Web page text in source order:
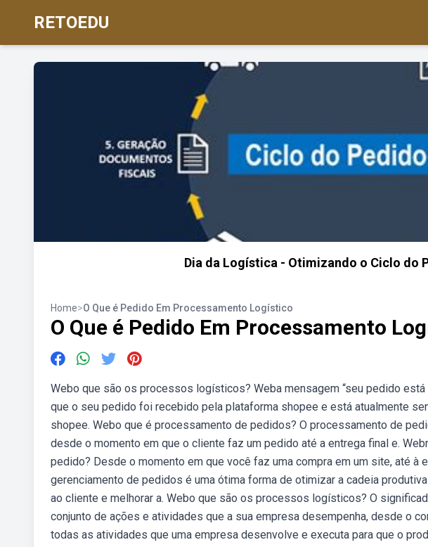
RETOEDU
Dia da Logística - Otimizando o Ciclo do
Home>O Que é Pedido Em Processamento Logístico
O Que é Pedido Em Processamento
Webo que são os processos logísticos? Weba mensagem “seu pedido
que o seu pedido foi recebido pela plataforma shopee e está atualmente
shopee. Webo que é processamento de pedidos? O processamento de
desde o momento em que o cliente faz um pedido até a entrega final e.
pedido? Desde o momento em que você faz uma compra em um site, até à
gerenciamento de pedidos é uma ótima forma de otimizar a cadeia
ao cliente e melhorar a. Webo que são os processos logísticos? O
conjunto de ações e atividades que a sua empresa desempenha, desde o
todas as atividades que uma empresa desenvolve e executa para que o